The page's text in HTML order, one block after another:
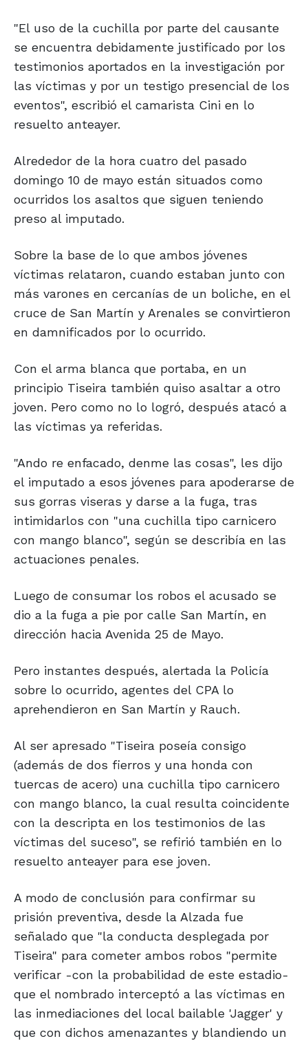
"El uso de la cuchilla por parte del causante
se encuentra debidamente justificado por los
testimonios aportados en la investigación por
las víctimas y por un testigo presencial de los
eventos", escribió el camarista Cini en lo
resuelto anteayer.
Alrededor de la hora cuatro del pasado
domingo 10 de mayo están situados como
ocurridos los asaltos que siguen teniendo
preso al imputado.
Sobre la base de lo que ambos jóvenes
víctimas relataron, cuando estaban junto con
más varones en cercanías de un boliche, en el
cruce de San Martín y Arenales se convirtieron
en damnificados por lo ocurrido.
Con el arma blanca que portaba, en un
principio Tiseira también quiso asaltar a otro
joven. Pero como no lo logró, después atacó a
las víctimas ya referidas.
"Ando re enfacado, denme las cosas", les dijo
el imputado a esos jóvenes para apoderarse de
sus gorras viseras y darse a la fuga, tras
intimidarlos con "una cuchilla tipo carnicero
con mango blanco", según se describía en las
actuaciones penales.
Luego de consumar los robos el acusado se
dio a la fuga a pie por calle San Martín, en
dirección hacia Avenida 25 de Mayo.
Pero instantes después, alertada la Policía
sobre lo ocurrido, agentes del CPA lo
aprehendieron en San Martín y Rauch.
Al ser apresado "Tiseira poseía consigo
(además de dos fierros y una honda con
tuercas de acero) una cuchilla tipo carnicero
con mango blanco, la cual resulta coincidente
con la descripta en los testimonios de las
víctimas del suceso", se refirió también en lo
resuelto anteayer para ese joven.
A modo de conclusión para confirmar su
prisión preventiva, desde la Alzada fue
señalado que "la conducta desplegada por
Tiseira" para cometer ambos robos "permite
verificar -con la probabilidad de este estadio-
que el nombrado interceptó a las víctimas en
las inmediaciones del local bailable 'Jagger' y
que con dichos amenazantes y blandiendo un